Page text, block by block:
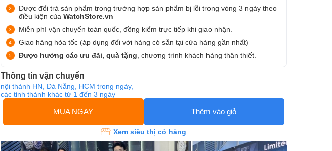
Được đổi trả sản phẩm trong trường hợp sản phẩm bị lỗi trong vòng 3 ngày theo
điều kiện của WatchStore.vn
Miễn phí vận chuyển toàn quốc, đồng kiểm trực tiếp khi giao nhận.
Giao hàng hỏa tốc (áp dụng đối với hàng có sẵn tại cửa hàng gần nhất)
Được hưởng các ưu đãi, quà tặng , chương trình khách hàng thân thiết.
Thông tin vận chuyển
nội thành HN, Đà Nẵng, HCM trong ngày,
các tỉnh thành khác từ 1 đến 3 ngày
MUA NGAY Thêm vào giỏ
Xem siêu thị có hàng